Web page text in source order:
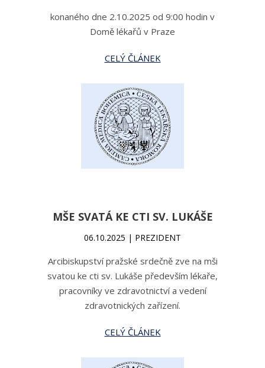
konaného dne 2.10.2025 od 9:00 hodin v
Domě lékařů v Praze
CELÝ ČLÁNEK
MŠE SVATÁ KE CTI SV. LUKÁŠE
06.10.2025 | PREZIDENT
Arcibiskupství pražské srdečně zve na mši
svatou ke cti sv. Lukáše především lékaře,
pracovníky ve zdravotnictví a vedení
zdravotnických zařízení.
CELÝ ČLÁNEK